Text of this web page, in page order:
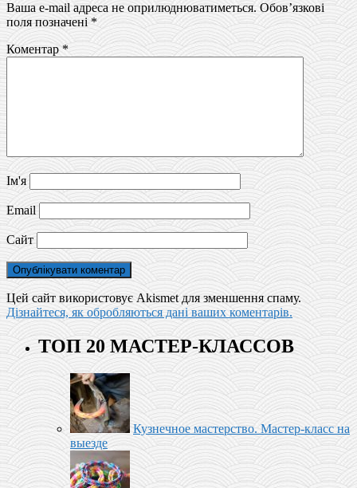
Ваша e-mail адреса не оприлюднюватиметься. Обов’язкові
поля позначені*
Коментар*
Ім'я
Email
Сайт
Цей сайт використовує Akismet для зменшення спаму.
Дізнайтеся, як обробляються дані ваших коментарів.
ТОП 20 МАСТЕР-КЛАССОВ
Кузнечное мастерство. Мастер-класс на
выезде